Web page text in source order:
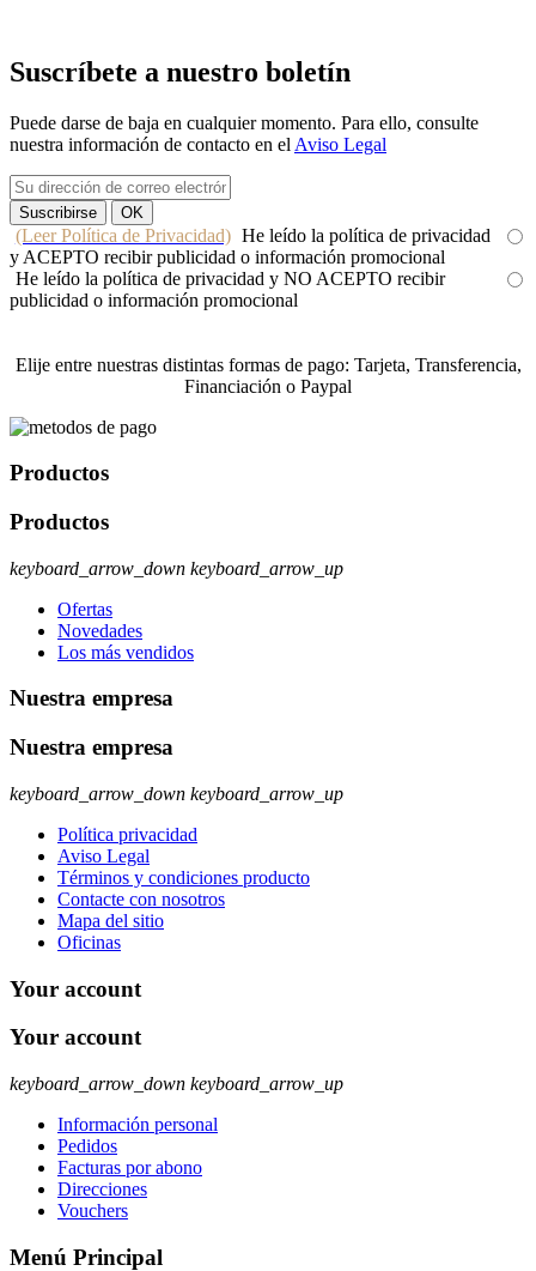
Suscríbete a nuestro boletín
Puede darse de baja en cualquier momento. Para ello, consulte
nuestra información de contacto en el Aviso Legal
(Leer Política de Privacidad) He leído la política de privacidad
y ACEPTO recibir publicidad o información promocional
He leído la política de privacidad y NO ACEPTO recibir
publicidad o información promocional
Elije entre nuestras distintas formas de pago: Tarjeta, Transferencia,
Financiación o Paypal
Productos
Productos
keyboard_arrow_down keyboard_arrow_up
Ofertas
Novedades
Los más vendidos
Nuestra empresa
Nuestra empresa
keyboard_arrow_down keyboard_arrow_up
Política privacidad
Aviso Legal
Términos y condiciones producto
Contacte con nosotros
Mapa del sitio
Oficinas
Your account
Your account
keyboard_arrow_down keyboard_arrow_up
Información personal
Pedidos
Facturas por abono
Direcciones
Vouchers
Menú Principal